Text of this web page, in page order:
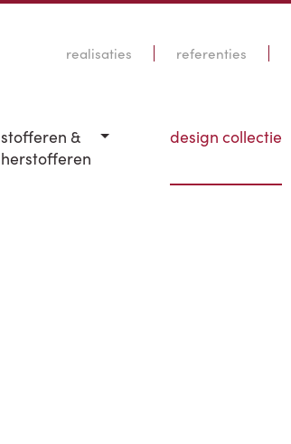
realisaties referenties
stofferen &
herstofferen
design collectie